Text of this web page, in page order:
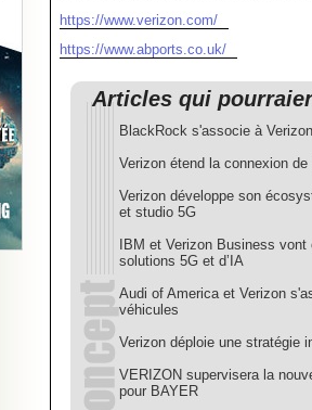
https://www.verizon.com/
https://www.abports.co.uk/
Articles qui
BlackRock s'associe à Verizon
Verizon étend la connexion
Verizon développe son
et studio 5G
IBM et Verizon Business
solutions 5G et d’IA
Audi of America et Verizon
véhicules
Verizon déploie une stratégie
VERIZON supervisera la
pour BAYER